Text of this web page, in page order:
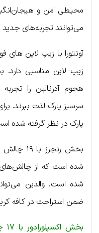
محیطی امن و
می‌توانند تجربه‌های
آونتورا با زیپ لاین
زیپ لاین مناسبی دارد.
هجوم آدرنالین را
سرسبز پارک لذت ببرند.
پارک در نظر گرفته شده
بخش
شده است که از چالش‌های
شده است. والدین
ضمن استراحت در کافه